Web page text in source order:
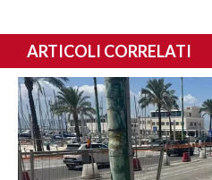
ARTICOLI CORRELATI